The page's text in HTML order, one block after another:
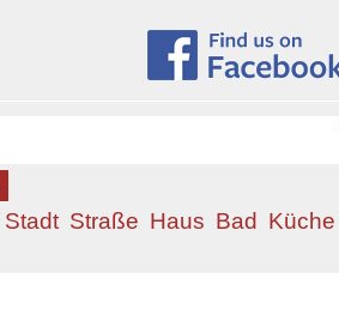
Stadt Straße Haus Bad Küche